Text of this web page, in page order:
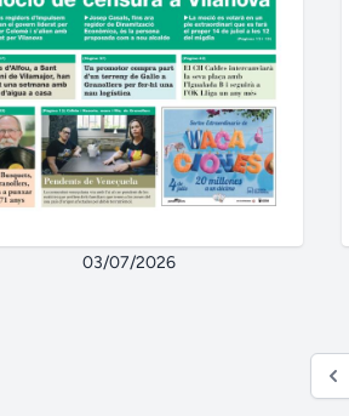
03/07/2026